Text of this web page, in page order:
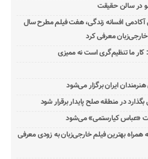
در سالن حقیقت
افسانه زندگی، هفت فیلم مطرح سال
خارجی‌زبان معرفی کرد
کار ما تنظیم‌گری است نه ممیزی
ایران برگزار می‌شود
در منطقه صلح پایدار برقرار شود
«عباس کیارستمی» می‌شود
بهترین فیلم خارجی‌زبان به زودی معرفی